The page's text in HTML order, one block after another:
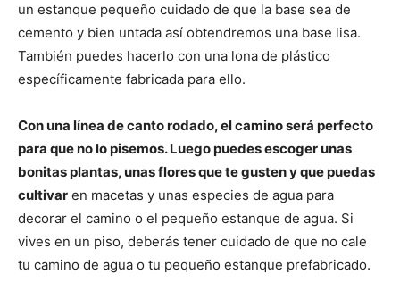
un estanque pequeño cuidado de que la base sea de
cemento y bien untada así obtendremos una base lisa.
También puedes hacerlo con una lona de plástico
específicamente fabricada para ello.
Con una línea de canto rodado, el camino será perfecto
para que no lo pisemos. Luego puedes escoger unas
bonitas plantas, unas flores que te gusten y que puedas
cultivar en macetas y unas especies de agua para
decorar el camino o el pequeño estanque de agua. Si
vives en un piso, deberás tener cuidado de que no cale
tu camino de agua o tu pequeño estanque prefabricado.